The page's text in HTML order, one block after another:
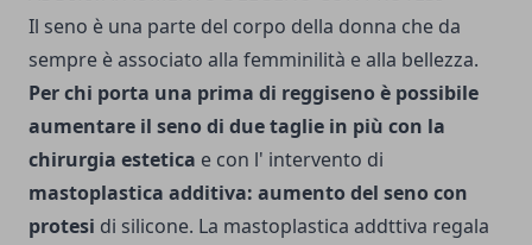
Il seno è una parte del corpo della donna che da
sempre è associato alla femminilità e alla bellezza.
Per chi porta una prima di reggiseno è possibile
aumentare il seno di due taglie in più con la
chirurgia estetica e con l' intervento di
mastoplastica additiva: aumento del seno con
protesi di silicone. La mastoplastica addttiva regala